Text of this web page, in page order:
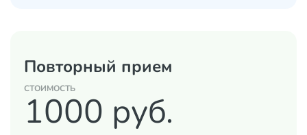
Повторный прием
CТОИМОСТЬ
1000 руб.